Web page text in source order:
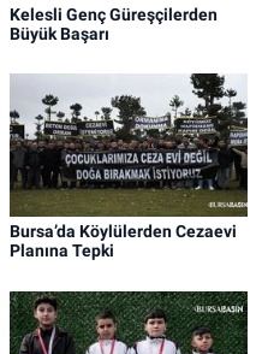
Kelesli Genç Güreşçilerden
Büyük Başarı
Bursa’da Köylülerden Cezaevi
Planına Tepki